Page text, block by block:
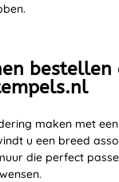
bestellen
maken met
u een breed
die perfect